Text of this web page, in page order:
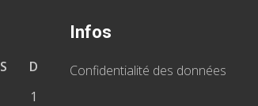
S
D
1
Infos
Confidentialité des données